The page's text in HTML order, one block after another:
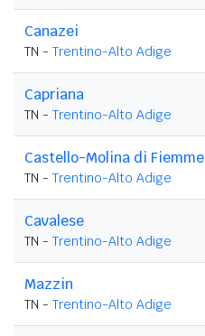
Canazei
TN - Trentino-Alto Adige
Capriana
TN - Trentino-Alto Adige
Castello-Molina di Fiemme
TN - Trentino-Alto Adige
Cavalese
TN - Trentino-Alto Adige
Mazzin
TN - Trentino-Alto Adige